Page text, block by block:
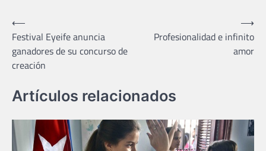
Navegación
de
entradas
⟵
Festival Eyeife anuncia
ganadores de su concurso de
creación
Profesionalidad e infinito
amor
⟶
Artículos relacionados